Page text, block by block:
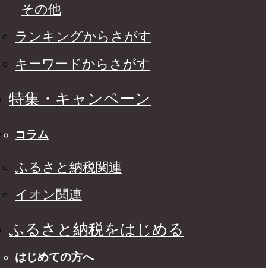
その他
ランキングからさがす
キーワードからさがす
特集・キャンペーン
コラム
ふるさと納税関連
イオン関連
ふるさと納税をはじめる
はじめての方へ